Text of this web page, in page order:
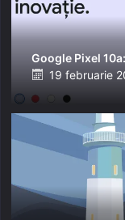
Google Pixel
Posted
on
19 februarie